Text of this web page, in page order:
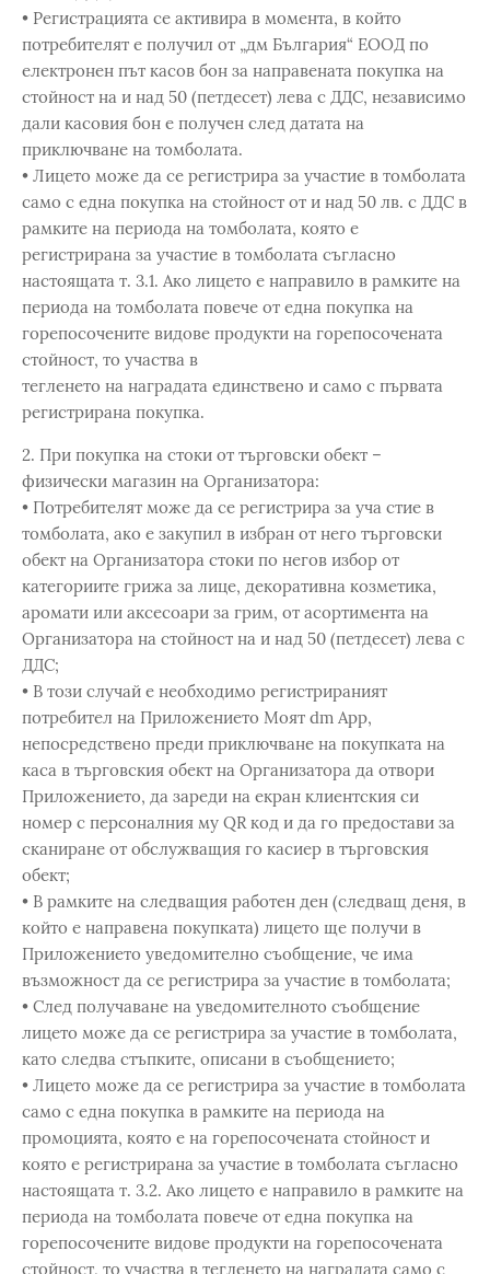
• Регистрацията се активира в момента, в който
потребителят е получил от „дм България“ ЕООД по
електронен път касов бон за направената покупка на
стойност на и над 50 (петдесет) лева с ДДС, независимо
дали касовия бон е получен след датата на
приключване на томболата.
• Лицето може да се регистрира за участие в томболата
само с една покупка на стойност от и над 50 лв. с ДДС в
рамките на периода на томболата, която е
регистрирана за участие в томболата съгласно
настоящата т. 3.1. Ако лицето е направило в рамките на
периода на томболата повече от една покупка на
горепосочените видове продукти на горепосочената
стойност, то участва в
тегленето на наградатa единствено и само с първата
регистрирана покупка.
2. При покупка на стоки от търговски обект –
физически магазин на Организатора:
• Потребителят може да се регистрира за уча стие в
томболата, ако е закупил в избран от него търговски
обект на Организатора стоки по негов избор от
категориите грижа за лице, декоративна козметика,
аромати или аксесоари за грим, от асортимента на
Организатора на стойност на и над 50 (петдесет) лева с
ДДС;
• В този случай е необходимо регистрираният
потребител на Приложението Моят dm App,
непосредствено преди приключване на покупката на
каса в търговския обект на Организатора да отвори
Приложението, да зареди на екран клиентския си
номер с персоналния му QR код и да го предостави за
сканиране от обслужващия го касиер в търговския
обект;
• В рамките на следващия работен ден (следващ деня, в
който е направена покупката) лицето ще получи в
Приложението уведомително съобщение, че има
възможност да се регистрира за участие в томболата;
• След получаване на уведомителното съобщение
лицето може да се регистрира за участие в томболата,
като следва стъпките, описани в съобщението;
• Лицето може да се регистрира за участие в томболата
само с една покупка в рамките на периода на
промоцията, която е на горепосочената стойност и
която е регистрирана за участие в томболата съгласно
настоящата т. 3.2. Ако лицето е направило в рамките на
периода на томболата повече от една покупка на
горепосочените видове продукти на горепосочената
стойност, то участва в тегленето на наградата само с